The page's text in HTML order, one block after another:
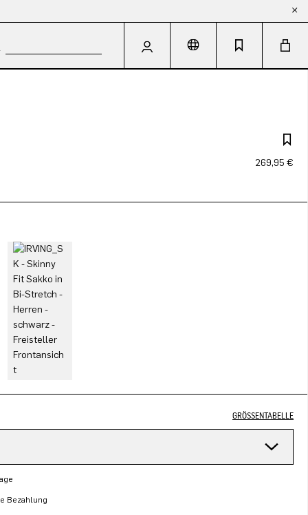
269,95 €
GRÖSSENTABELLE
Bezahlung